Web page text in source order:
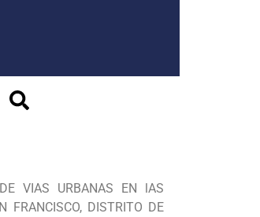
VIAS URBANAS EN lAS
DISTRITO DE